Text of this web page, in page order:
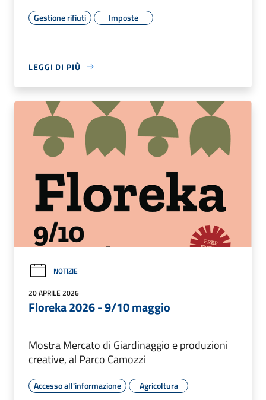
Gestione rifiuti Imposte
LEGGI DI PIÙ
NOTIZIE
20 APRILE 2026
Floreka 2026 - 9/10 maggio
Mostra Mercato di Giardinaggio e produzioni
creative, al Parco Camozzi
Accesso all'informazione
Agricoltura